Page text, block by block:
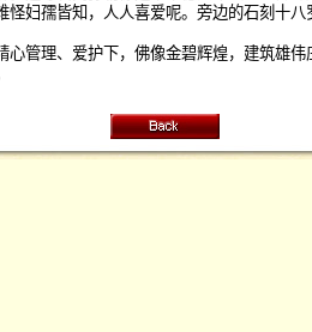
怪妇孺皆知，人人喜爱呢。旁边的石刻十八
心管理、爱护下，佛像金碧辉煌，建筑雄